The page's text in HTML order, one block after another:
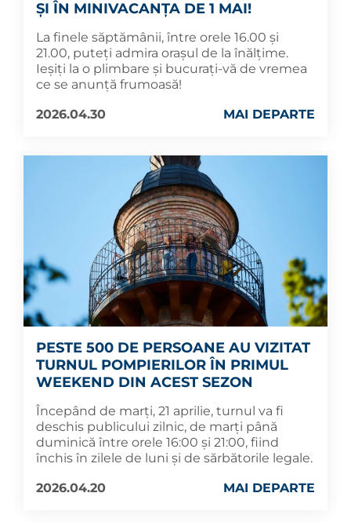
ȘI ÎN MINIVACANȚA DE 1 MAI!
La finele săptămânii, între orele 16.00 și
21.00, puteți admira orașul de la înălțime.
Ieșiți la o plimbare și bucurați-vă de vremea
ce se anunță frumoasă!
2026.04.30
MAI DEPARTE
PESTE 500 DE PERSOANE AU VIZITAT
TURNUL POMPIERILOR ÎN PRIMUL
WEEKEND DIN ACEST SEZON
Începând de marți, 21 aprilie, turnul va fi
deschis publicului zilnic, de marți până
duminică între orele 16:00 și 21:00, fiind
închis în zilele de luni și de sărbătorile legale.
2026.04.20
MAI DEPARTE